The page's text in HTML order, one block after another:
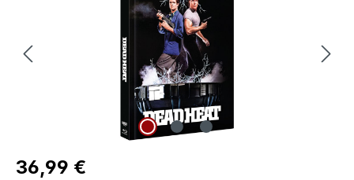
Regulärer Preis:
36,99 €